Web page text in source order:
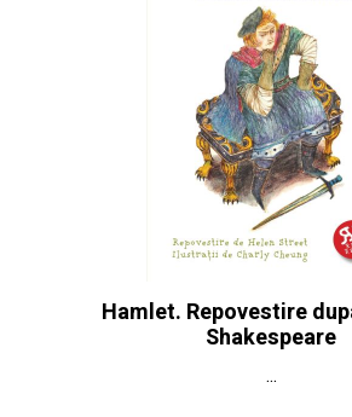
Hamlet. Repovestire
Shakespeare
...